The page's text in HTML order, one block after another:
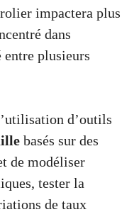
impactera plus
dans
plusieurs
d’outils
basés sur des
de modéliser
tester la
de taux